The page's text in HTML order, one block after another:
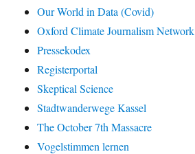
Our World in Data (Covid)
Oxford Climate Journalism Network
Pressekodex
Registerportal
Skeptical Science
Stadtwanderwege Kassel
The October 7th Massacre
Vogelstimmen lernen